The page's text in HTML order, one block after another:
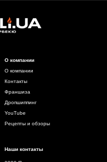
О компании
О компании
Контакты
Франшиза
Дропшиппинг
YouTube
Рецепты и обзоры
Наши контакты